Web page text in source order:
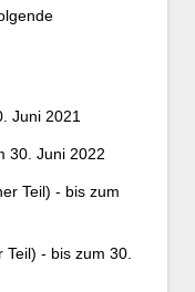
Juni 2021
30. Juni 2022
Teil) - bis zum
Teil) - bis zum 30.